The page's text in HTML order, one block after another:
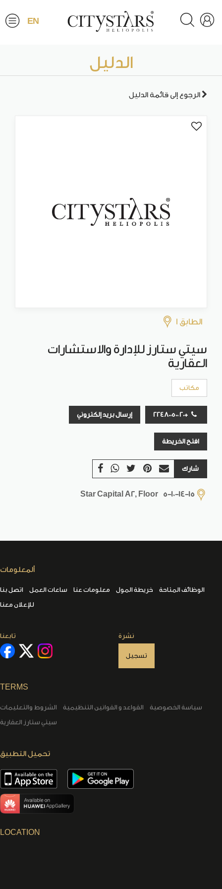
EN
الدليل
الرجوع إلى قائمة الدليل
الطابق 1
سيتي ستارز للإدارة والاستشارات
العقارية
مكاتب
+20 224800500 إرسال بريد إلكتروني
افتح الخريطة
شارك
Star Capital A2, Floor 5-10-14-15
ألمعلومات
اتصل بنا ساعات العمل معلومات عنا خريطة المول
الوظائف المتاحة
للإعلان معنا
تابعنا نشرة
تسجيل
TERMS
الشروط والتعليمات القواعد و القوانين التنظيمية
سياسة الخصوصية
سيتي ستارز العقارية
تحميل التطبيق
LOCATION